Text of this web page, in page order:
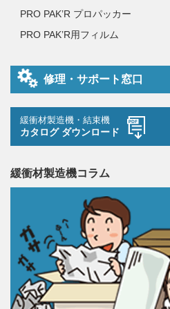
PRO PAK’R プロパッカー
PRO PAK’R用フィルム
修理・サポート窓口
緩衝材製造機・結束機
カタログ ダウンロード
緩衝材製造機コラム